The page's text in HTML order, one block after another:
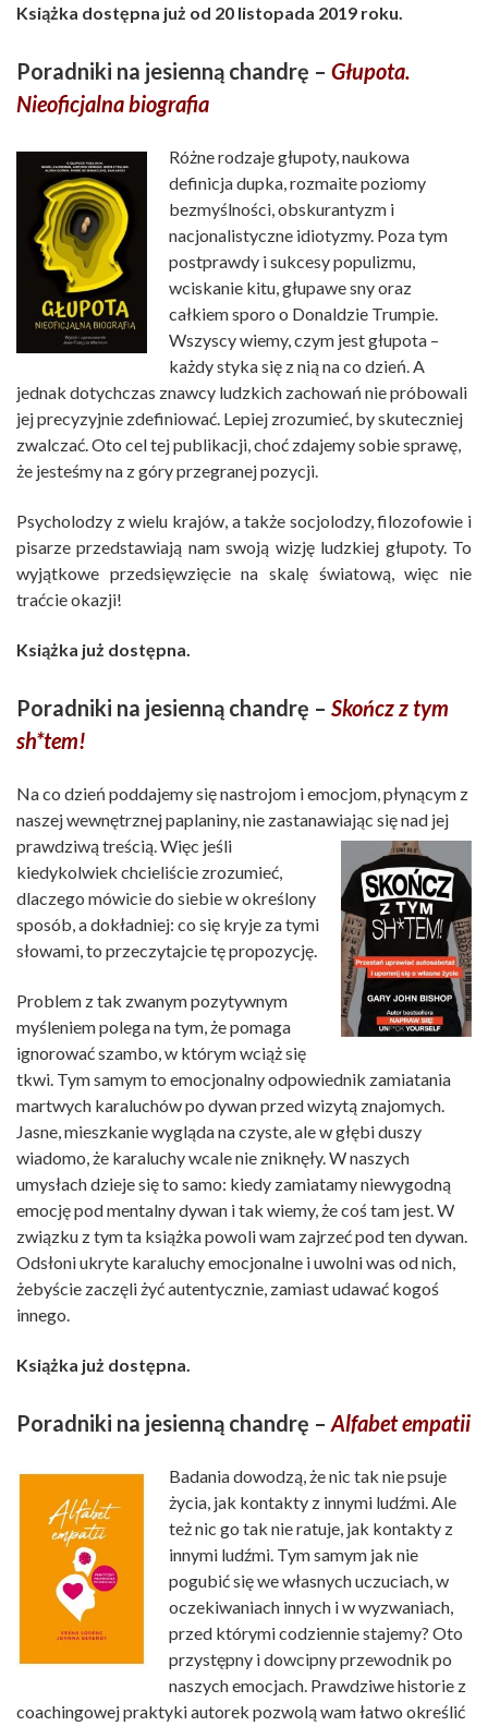
Książka dostępna już od 20 listopada 2019 roku.
Poradniki na jesienną chandrę – Głupota.
Nieoficjalna biografia
Różne rodzaje głupoty, naukowa
definicja dupka, rozmaite poziomy
bezmyślności, obskurantyzm i
nacjonalistyczne idiotyzmy. Poza tym
postprawdy i sukcesy populizmu,
wciskanie kitu, głupawe sny oraz
całkiem sporo o Donaldzie Trumpie.
Wszyscy wiemy, czym jest głupota –
każdy styka się z nią na co dzień. A
jednak dotychczas znawcy ludzkich zachowań nie próbowali
jej precyzyjnie zdefiniować. Lepiej zrozumieć, by skuteczniej
zwalczać. Oto cel tej publikacji, choć zdajemy sobie sprawę,
że jesteśmy na z góry przegranej pozycji.
Psycholodzy z wielu krajów, a także socjolodzy, filozofowie i
pisarze przedstawiają nam swoją wizję ludzkiej głupoty. To
wyjątkowe przedsięwzięcie na skalę światową, więc nie
traćcie okazji!
Książka już dostępna.
Poradniki na jesienną chandrę – Skończ z tym
sh*tem!
Na co dzień poddajemy się nastrojom i emocjom, płynącym z
naszej wewnętrznej paplaniny, nie zastanawiając się nad jej
prawdziwątreścią. Więc jeśli
kiedykolwiek chcieliście zrozumieć,
dlaczego mówicie do siebie w określony
sposób, a dokładniej: co się kryje za tymi
słowami, to przeczytajcie tę propozycję.
Problem z tak zwanym pozytywnym
myśleniem polega na tym, że pomaga
ignorować szambo, w którym wciąż się
tkwi. Tym samym to emocjonalny odpowiednik zamiatania
martwych karaluchów po dywan przed wizytą znajomych.
Jasne, mieszkanie wygląda na czyste, ale w głębi duszy
wiadomo, że karaluchy wcale nie zniknęły. W naszych
umysłach dzieje się to samo: kiedy zamiatamy niewygodną
emocję pod mentalny dywan i tak wiemy, że coś tam jest. W
związku z tym ta książka powoli wam zajrzeć pod ten dywan.
Odsłoni ukryte karaluchy emocjonalne i uwolni was od nich,
żebyście zaczęli żyć autentycznie, zamiast udawać kogoś
innego.
Książka już dostępna.
Poradniki na jesienną chandrę – Alfabet empatii
Badania dowodzą, że nic tak nie psuje
życia, jak kontakty z innymi ludźmi. Ale
też nic go tak nie ratuje, jak kontakty z
innymi ludźmi. Tym samym jak nie
pogubić się we własnych uczuciach, w
oczekiwaniach innych i w wyzwaniach,
przed którymi codziennie stajemy? Oto
przystępny i dowcipny przewodnik po
naszych emocjach. Prawdziwe historie z
coachingowej praktyki autorek pozwolą wam łatwo określić